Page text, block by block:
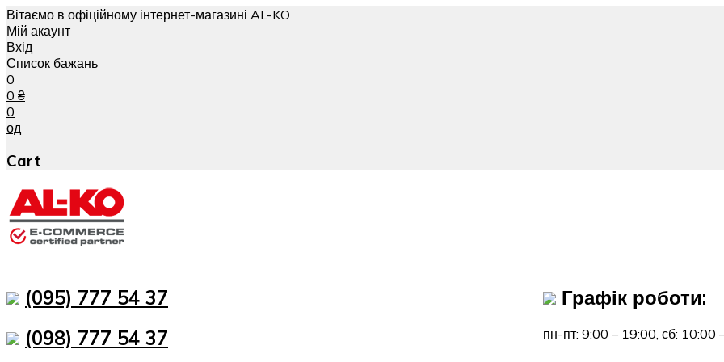
Вітаємо в офіційному інтернет-магазині AL-KO
Мій акаунт
Вхід
Список бажань
0
0 ₴
0
од
Cart
(095) 777 54 37
(098) 777 54 37
Графік роботи:
пн-пт: 9:00 – 19:00, сб: 10:00